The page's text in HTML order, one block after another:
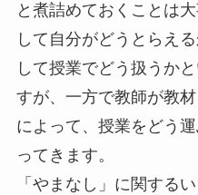
と煮詰めておくことは
して自分がどうとらえ
して授業でどう扱うか
すが、一方で教師が教
によって、授業をどう
ってきます。
「やまなし」に関する